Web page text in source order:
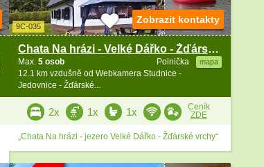
9C-035
Chata Na hrázi - Velké Dářko - Žďárské vrchy
Polnička mapa
Max. 5 osob
12.1 km vzdušně od Webkamera Studnice -
Jedovnice - Žďárské...
Zobrazit kontakty
2x 1x 1x
Ceník
ZDE
„Chata Na hrázi - jezero Velké Dářko - Žďárské vrchy“